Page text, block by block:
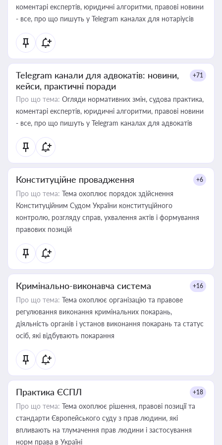
коментарі експертів, юридичні алгоритми, правові новини
- все, про що пишуть у Telegram каналах для нотаріусів
Telegram канали для адвокатів: новини,
кейси, практичні поради
+71
Про що тема: Огляди нормативних змін, судова практика,
коментарі експертів, юридичні алгоритми, правові новини
- все, про що пишуть у Telegram каналах для адвокатів
Конституційне провадження +6
Про що тема: Тема охоплює порядок здійснення
Конституційним Судом України конституційного
контролю, розгляду справ, ухвалення актів і формування
правових позицій
Кримінально-виконавча система +16
Про що тема: Тема охоплює організацію та правове
регулювання виконання кримінальних покарань,
діяльність органів і установ виконання покарань та статус
осіб, які відбувають покарання
Практика ЄСПЛ +18
Про що тема: Тема охоплює рішення, правові позиції та
стандарти Європейського суду з прав людини, які
впливають на тлумачення прав людини і застосування
норм права в Україні